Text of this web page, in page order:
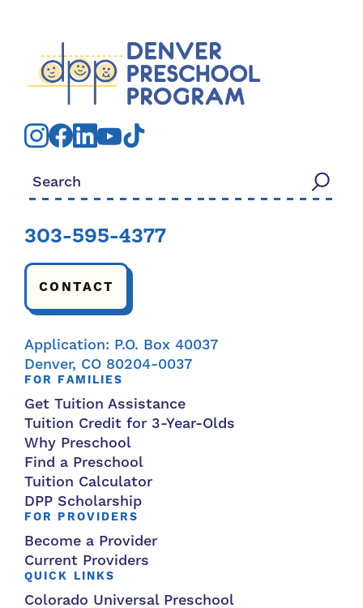
Search for:
303-595-4377
CONTACT
Application: P.O. Box 40037
Denver, CO 80204-0037
FOR FAMILIES
Get Tuition Assistance
Tuition Credit for 3-Year-Olds
Why Preschool
Find a Preschool
Tuition Calculator
DPP Scholarship
FOR PROVIDERS
Become a Provider
Current Providers
QUICK LINKS
Colorado Universal Preschool